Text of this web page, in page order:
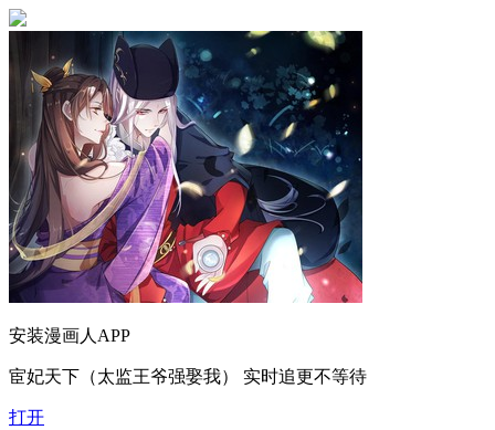
安装漫画人APP
宦妃天下（太监王爷强娶我） 实时追更不等待
打开